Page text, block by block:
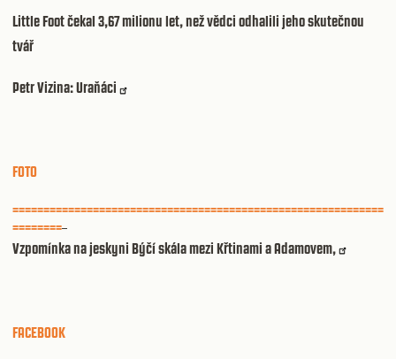
Little Foot čekal 3,67 milionu let, než vědci odhalili jeho skutečnou
tvář
Petr Vizina: Uraňáci
FOTO
============================================================
========
Vzpomínka na jeskyni Býčí skála mezi Křtinami a Adamovem,
FACEBOOK